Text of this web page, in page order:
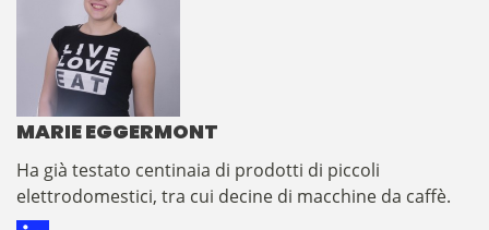
MARIE EGGERMONT
​​​​​​​​Ha già testato centinaia di prodotti di piccoli
elettrodomestici, tra cui decine di macchine da caffè.